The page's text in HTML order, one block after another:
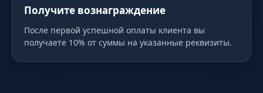
Получите вознаграждение
После первой успешной оплаты клиента вы
получаете 10% от суммы на указанные реквизиты.